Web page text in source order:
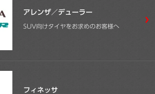
アレンザ／デューラー
SUV向けタイヤをお求めのお客様へ
フィネッサ